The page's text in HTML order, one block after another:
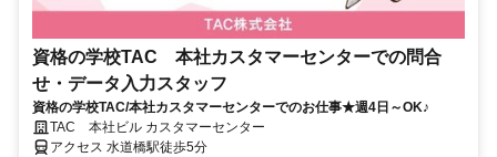
資格の学校TAC 本社カスタマーセンターでの問合
せ・データ入力スタッフ
資格の学校TAC/本社カスタマーセンターでのお仕事★週4日～OK♪
TAC 本社ビル カスタマーセンター
アクセス 水道橋駅徒歩5分